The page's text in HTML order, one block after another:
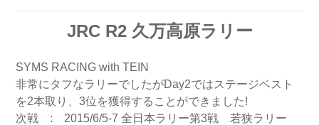
BRZ/86
ZD8/ZN8
IMPREZA / CROSSTREK
JRC R2 久万高原ラリー
SYMS RACING with TEIN
非常にタフなラリーでしたがDay2ではステージベスト
を2本取り、3位を獲得することができました!
次戦 : 2015/6/5-7 全日本ラリー第3戦 若狭ラリー